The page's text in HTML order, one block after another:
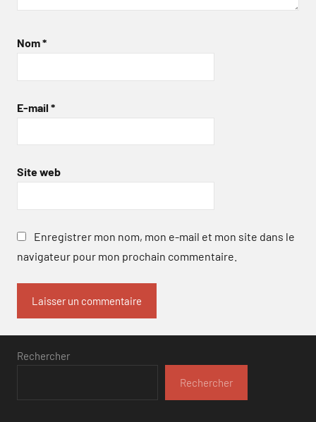
Nom*
E-mail *
Site web
Enregistrer mon nom, mon e-mail et mon site dans le
navigateur pour mon prochain commentaire.
Rechercher
Rechercher